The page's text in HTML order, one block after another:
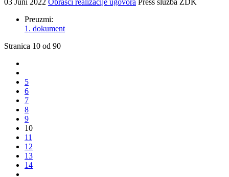
03 Juni 2022 Obrasci realizacije ugovora Press služba ZDK
Preuzmi:
1. dokument
Stranica 10 od 90
5
6
7
8
9
10
11
12
13
14